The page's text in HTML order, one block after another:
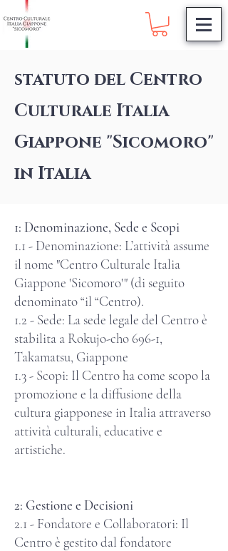
statuto del Centro
Culturale Italia
Giappone "Sicomoro"
in Italia
1: Denominazione, Sede e Scopi
1.1 - Denominazione: L’attività assume
il nome "Centro Culturale Italia
Giappone 'Sicomoro'" (di seguito
denominato “il “Centro).
1.2 - Sede: La sede legale del Centro è
stabilita a Rokujo-cho 696-1,
Takamatsu, Giappone
1.3 - Scopi: Il Centro ha come scopo la
promozione e la diffusione della
cultura giapponese in Italia attraverso
attività culturali, educative e
artistiche.
2: Gestione e Decisioni
2.1 - Fondatore e Collaboratori: Il
Centro è gestito dal fondatore